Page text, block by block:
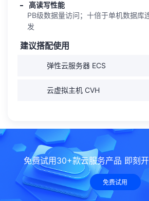
高读写性能
PB级数据量访问；十倍于单机数据库
发
建议搭配使用
弹性云服务器 ECS
云虚拟主机 CVH
免费试用30+款云服务产品 即刻
免费试用